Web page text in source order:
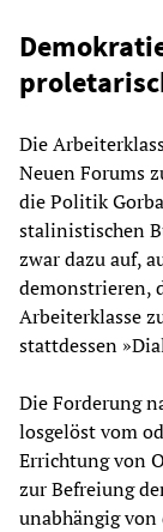
Die
Neuen Forums
die Politik
stalinistischen
zwar dazu auf,
demonstrieren,
Arbeiterklasse
stattdessen
Die Forderung
losgelöst vom
Errichtung von
zur Befreiung
unabhängig